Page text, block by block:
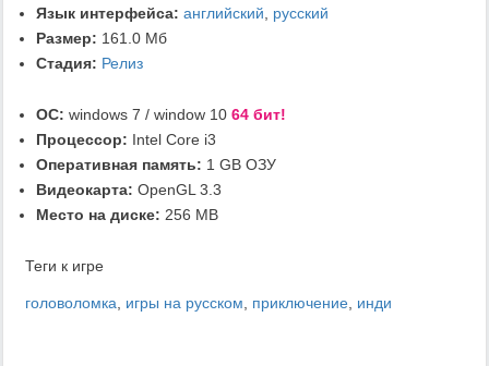
Язык интерфейса: английский
русский
Размер: 161.0 Мб
Стадия: Релиз
ОС: windows 7 / window 10 64 бит!
Процессор: Intel Core i3
Оперативная память: 1 GB ОЗУ
Видеокарта: OpenGL 3.3
Место на диске: 256 MB
Теги к игре
головоломка игры на русском приключение инди